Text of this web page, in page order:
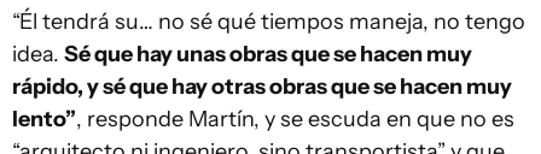
“Él tendrá su… no sé qué tiempos maneja, no tengo
idea. Sé que hay unas obras que se hacen muy
rápido, y sé que hay otras obras que se hacen muy
lento”, responde Martín, y se escuda en que no es